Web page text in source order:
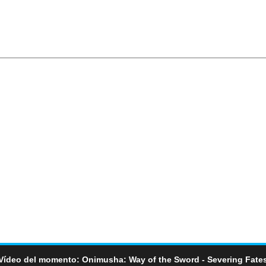
del momento: Onimusha: Way of the Sword - Severing